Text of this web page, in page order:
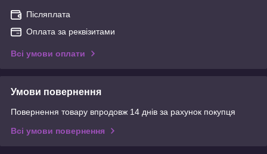
Післяплата
Оплата за реквізитами
Всі умови оплати
Умови повернення
Повернення товару впродовж 14 днів за рахунок покупця
Всі умови повернення